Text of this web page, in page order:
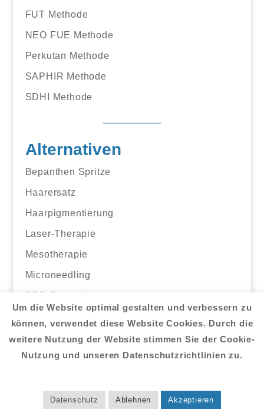
FUT Methode
NEO FUE Methode
Perkutan Methode
SAPHIR Methode
SDHI Methode
Alternativen
Bepanthen Spritze
Haarersatz
Haarpigmentierung
Laser-Therapie
Mesotherapie
Microneedling
PRP-Behandlung
Softlaser-Therapie
Haarausfallhilfe – Info
Um die Website optimal gestalten und verbessern zu
können, verwendet diese Website Cookies. Durch die
weitere Nutzung der Website stimmen Sie der Cookie-
Nutzung und unseren Datenschutzrichtlinien zu.
Datenschutz Ablehnen Akzeptieren